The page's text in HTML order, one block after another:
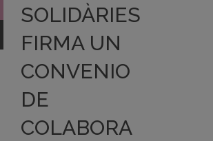
SOLIDÀRIES
FIRMA UN
CONVENIO
DE
COLABORA